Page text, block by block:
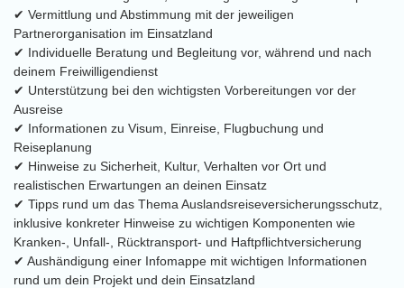
✔ Vermittlung und Abstimmung mit der jeweiligen
Partnerorganisation im Einsatzland
✔ Individuelle Beratung und Begleitung vor, während und nach
deinem Freiwilligendienst
✔ Unterstützung bei den wichtigsten Vorbereitungen vor der
Ausreise
✔ Informationen zu Visum, Einreise, Flugbuchung und
Reiseplanung
✔ Hinweise zu Sicherheit, Kultur, Verhalten vor Ort und
realistischen Erwartungen an deinen Einsatz
✔ Tipps rund um das Thema Auslandsreiseversicherungsschutz,
inklusive konkreter Hinweise zu wichtigen Komponenten wie
Kranken-, Unfall-, Rücktransport- und Haftpflichtversicherung
✔ Aushändigung einer Infomappe mit wichtigen Informationen
rund um dein Projekt und dein Einsatzland